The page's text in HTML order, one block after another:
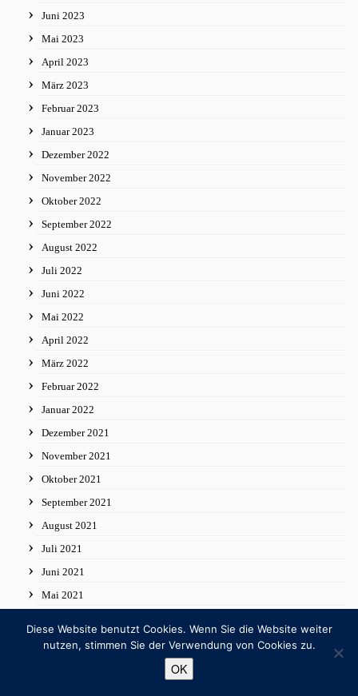
Juni 2023
Mai 2023
April 2023
März 2023
Februar 2023
Januar 2023
Dezember 2022
November 2022
Oktober 2022
September 2022
August 2022
Juli 2022
Juni 2022
Mai 2022
April 2022
März 2022
Februar 2022
Januar 2022
Dezember 2021
November 2021
Oktober 2021
September 2021
August 2021
Juli 2021
Juni 2021
Mai 2021
März 2021
Diese Website benutzt Cookies. Wenn Sie die Website weiter
nutzen, stimmen Sie der Verwendung von Cookies zu.
OK